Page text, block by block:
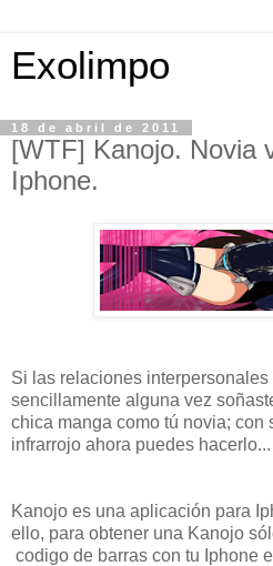
Exolimpo
18 de abril de 2011
[WTF] Kanojo. Novia
Iphone.
Si las relaciones
sencillamente alguna vez
chica manga como tú novia; con
infrarrojo ahora puedes hacerlo...
Kanojo es una aplicación para
ello, para obtener una Kanojo
codigo de barras con tu Iphone